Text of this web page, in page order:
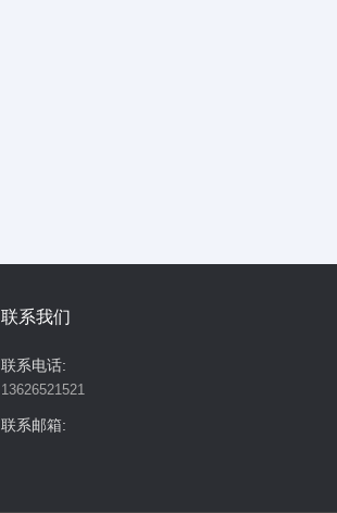
联系我们
联系电话:
13626521521
联系邮箱: